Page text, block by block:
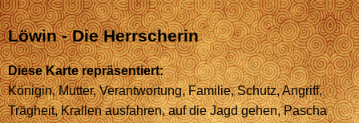
Löwin - Die Herrscherin
Diese Karte repräsentiert:
Königin, Mutter, Verantwortung, Familie, Schutz, Angriff,
Trägheit, Krallen ausfahren, auf die Jagd gehen, Pascha